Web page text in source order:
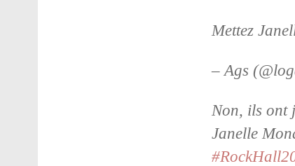
Mettez
– Ags
Non, ils ont
Janelle